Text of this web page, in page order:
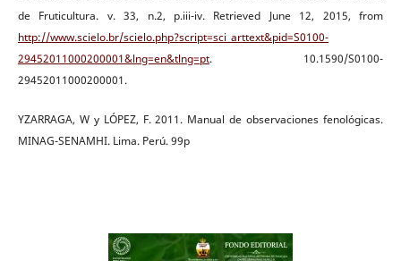
de Fruticultura. v. 33, n.2, p.iii-iv. Retrieved June 12, 2015, from
http://www.scielo.br/scielo.php?script=sci_arttext&pid=S0100-
29452011000200001&lng=en&tlng=pt. 10.1590/S0100-
29452011000200001.
YZARRAGA, W y LÓPEZ, F. 2011. Manual de observaciones fenológicas.
MINAG-SENAMHI. Lima. Perú. 99p